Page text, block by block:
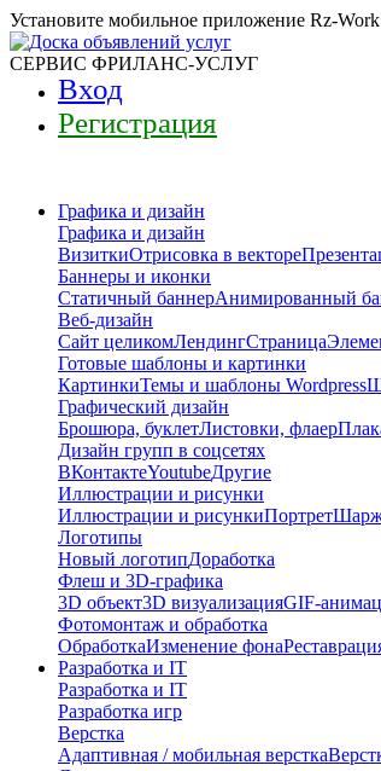
Установите мобильное приложение Rz-
СЕРВИС ФРИЛАНС-УСЛУГ
Вход
Регистрация
Графика и дизайн
Графика и дизайн
ВизиткиОтрисовка в векторе
Баннеры и иконки
Статичный баннерАнимированный
Веб-дизайн
Сайт целикомЛендингСтраница
Готовые шаблоны и картинки
КартинкиТемы и шаблоны Wordpress
Графический дизайн
Брошюра, буклетЛистовки, флаер
Дизайн групп в соцсетях
ВКонтактеYoutubeДругие
Иллюстрации и рисунки
Иллюстрации и рисункиПортрет
Логотипы
Новый логотипДоработка
Флеш и 3D-графика
3D объект3D визуализацияGIF-
Фотомонтаж и обработка
ОбработкаИзменение фона
Разработка и IT
Разработка и IT
Разработка игр
Верстка
Адаптивная / мобильная верстка